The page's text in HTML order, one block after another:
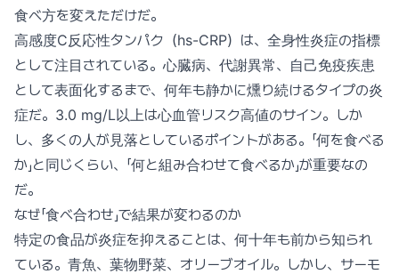
食べ方を変えただけだ。
高感度C反応性タンパク（hs-CRP）は、全身性炎症の指標
として注目されている。心臓病、代謝異常、自己免疫疾患
として表面化するまで、何年も静かに燻り続けるタイプの炎
症だ。3.0 mg/L以上は心血管リスク高値のサイン。しか
し、多くの人が見落としているポイントがある。「何を食べる
か」と同じくらい、「何と組み合わせて食べるか」が重要なの
だ。
なぜ「食べ合わせ」で結果が変わるのか
特定の食品が炎症を抑えることは、何十年も前から知られ
ている。青魚、葉物野菜、オリーブオイル。しかし、サーモ